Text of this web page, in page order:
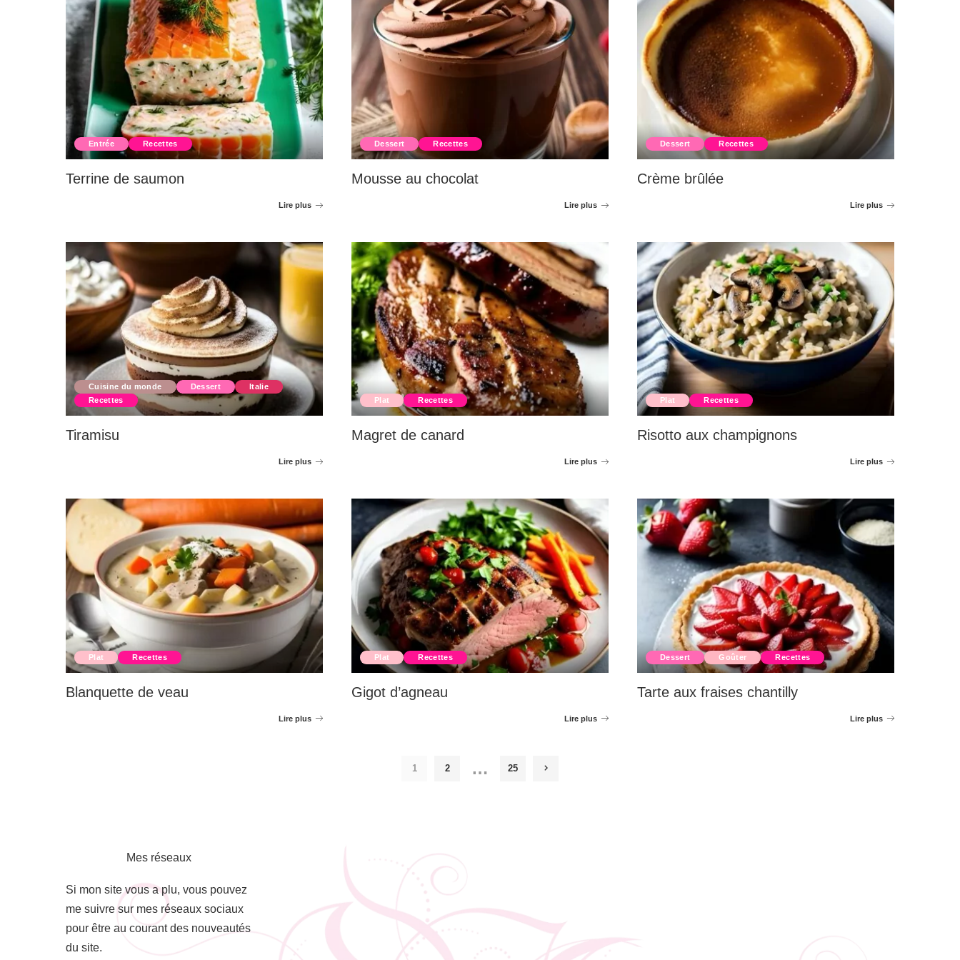
Entrée Recettes
Terrine de saumon
Lire plus
Dessert Recettes
Mousse au chocolat
Lire plus
Dessert Recettes
Crème brûlée
Lire plus
Cuisine du monde Dessert
Italie
Recettes
Tiramisu
Lire plus
Plat Recettes
Magret de canard
Lire plus
Plat Recettes
Risotto aux champignons
Lire plus
Plat Recettes
Blanquette de veau
Lire plus
Plat Recettes
Gigot d’agneau
Lire plus
Dessert Goûter Recettes
Tarte aux fraises chantilly
Lire plus
1 2 … 25
Mes réseaux
Si mon site vous a plu, vous pouvez
me suivre sur mes réseaux sociaux
pour être au courant des nouveautés
du site.